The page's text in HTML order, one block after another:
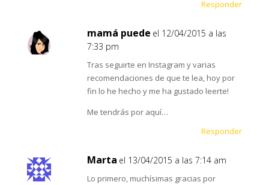
Responder
mamá puede el 12/04/2015 a las
7:33 pm
Tras seguirte en Instagram y varias
recomendaciones de que te lea, hoy por
fin lo he hecho y me ha gustado leerte!
Me tendrás por aquí…
Responder
Marta el 13/04/2015 a las 7:14 am
Lo primero, muchísimas gracias por